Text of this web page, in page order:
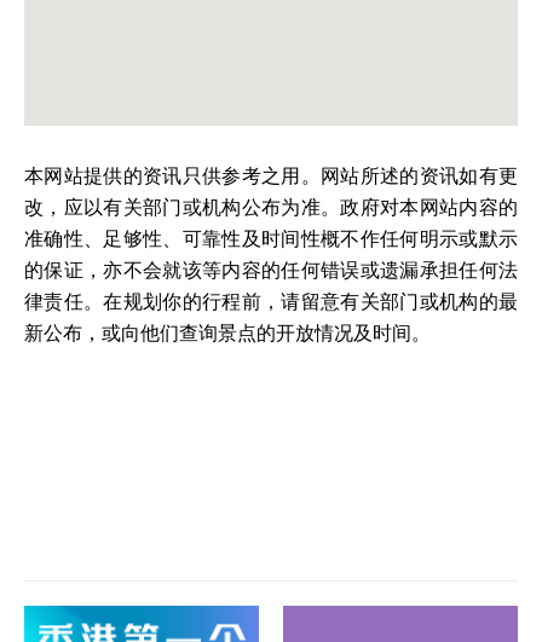
本网站提供的资讯只供参考之用。网站所述的资讯如有更
改，应以有关部门或机构公布为准。政府对本网站内容的
准确性、足够性、可靠性及时间性概不作任何明示或默示
的保证，亦不会就该等内容的任何错误或遗漏承担任何法
律责任。在规划你的行程前，请留意有关部门或机构的最
新公布，或向他们查询景点的开放情况及时间。